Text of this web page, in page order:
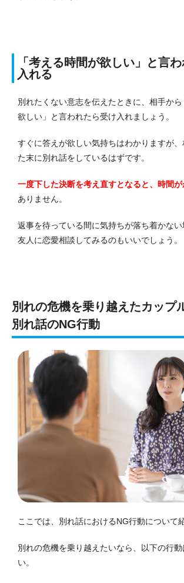
「考える時間が欲しい」と言
入れる
別れたくない意志を伝えたときに、相手か
欲しい」と言われたら受け入れましょう。
すぐに答えが欲しい気持ちはわかりますが
た末に別れ話をしているはずです。
一度下した決断を考え直すとなると、時間が
ありません。
返事を待っている間に気持ちが落ち着かな
友人に恋愛相談してみるのもいいでしょう。
別れの危機を乗り越えたカップ
別れ話のNG行動
ここでは、別れ話におけるNG行動について
別れの危機を乗り越えたいなら、以下の行動
い。